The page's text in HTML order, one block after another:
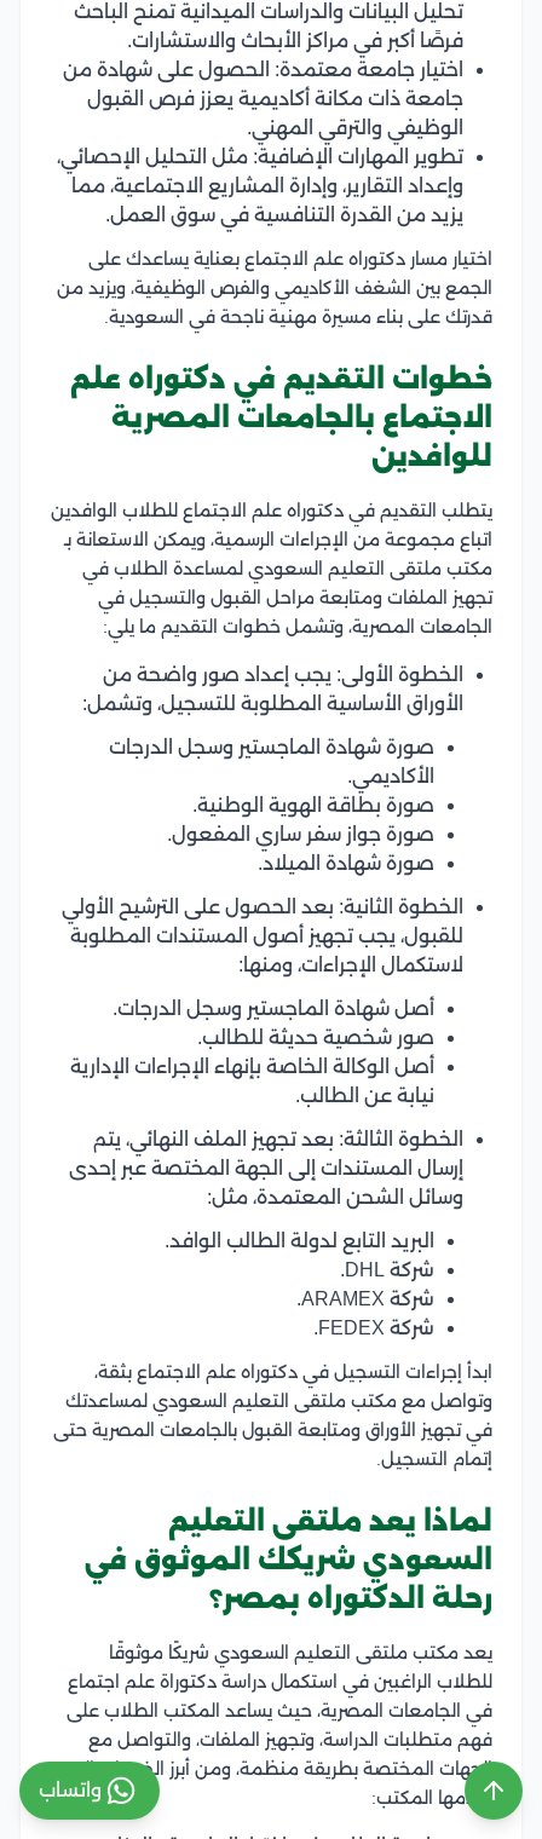
تحليل البيانات والدراسات الميدانية تمنح الباحث
فرصًا أكبر في مراكز الأبحاث والاستشارات.
اختيار جامعة معتمدة: الحصول على شهادة من
جامعة ذات مكانة أكاديمية يعزز فرص القبول
الوظيفي والترقي المهني.
تطوير المهارات الإضافية: مثل التحليل الإحصائي،
وإعداد التقارير، وإدارة المشاريع الاجتماعية، مما
يزيد من القدرة التنافسية في سوق العمل.
اختيار مسار دكتوراه علم الاجتماع بعناية يساعدك على
الجمع بين الشغف الأكاديمي والفرص الوظيفية، ويزيد من
قدرتك على بناء مسيرة مهنية ناجحة في السعودية.
خطوات التقديم في دكتوراه علم
الاجتماع بالجامعات المصرية
للوافدين
يتطلب التقديم في دكتوراه علم الاجتماع للطلاب الوافدين
اتباع مجموعة من الإجراءات الرسمية، ويمكن الاستعانة بـ
مكتب ملتقى التعليم السعودي لمساعدة الطلاب في
تجهيز الملفات ومتابعة مراحل القبول والتسجيل في
الجامعات المصرية، وتشمل خطوات التقديم ما يلي:
الخطوة الأولى: يجب إعداد صور واضحة من
الأوراق الأساسية المطلوبة للتسجيل، وتشمل:
صورة شهادة الماجستير وسجل الدرجات
الأكاديمي.
صورة بطاقة الهوية الوطنية.
صورة جواز سفر ساري المفعول.
صورة شهادة الميلاد.
الخطوة الثانية: بعد الحصول على الترشيح الأولي
للقبول، يجب تجهيز أصول المستندات المطلوبة
لاستكمال الإجراءات، ومنها:
أصل شهادة الماجستير وسجل الدرجات.
صور شخصية حديثة للطالب.
أصل الوكالة الخاصة بإنهاء الإجراءات الإدارية
نيابة عن الطالب.
الخطوة الثالثة: بعد تجهيز الملف النهائي، يتم
إرسال المستندات إلى الجهة المختصة عبر إحدى
وسائل الشحن المعتمدة، مثل:
البريد التابع لدولة الطالب الوافد.
شركة DHL.
شركة ARAMEX.
شركة FEDEX.
ابدأ إجراءات التسجيل في دكتوراه علم الاجتماع بثقة،
وتواصل مع مكتب ملتقى التعليم السعودي لمساعدتك
في تجهيز الأوراق ومتابعة القبول بالجامعات المصرية حتى
إتمام التسجيل.
لماذا يعد ملتقى التعليم
السعودي شريكك الموثوق في
رحلة الدكتوراه بمصر؟
يعد مكتب ملتقى التعليم السعودي شريكًا موثوقًا
للطلاب الراغبين في استكمال دراسة دكتوراة علم اجتماع
في الجامعات المصرية، حيث يساعد المكتب الطلاب على
فهم متطلبات الدراسة، وتجهيز الملفات، والتواصل مع
الجهات المختصة بطريقة منظمة، ومن أبرز الخدمات التي
يقدمها المكتب:
واتساب